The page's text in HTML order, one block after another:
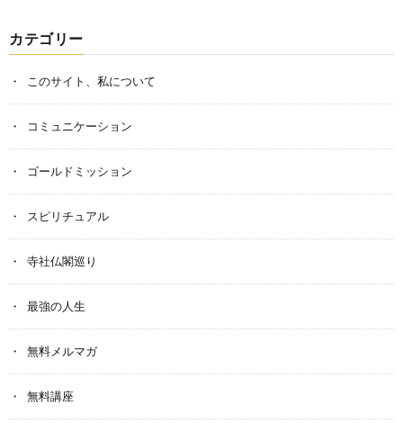
カテゴリー
このサイト、私について
コミュニケーション
ゴールドミッション
スピリチュアル
寺社仏閣巡り
最強の人生
無料メルマガ
無料講座